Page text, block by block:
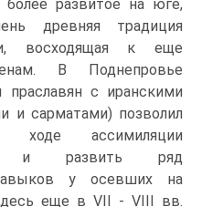
более развитое на юге,
древняя традиция
восходящая к еще
В Поднепровье
праславян с иранскими
и сарматами) позволил
ходе ассимиляции
и развить ряд
у осевших на
еще в VII - VIII вв.